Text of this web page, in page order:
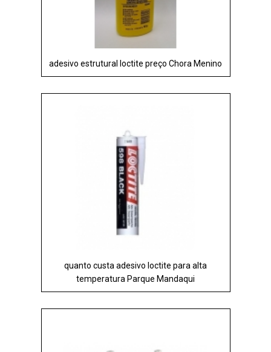
adesivo estrutural loctite preço Chora Menino
quanto custa adesivo loctite para alta
temperatura Parque Mandaqui